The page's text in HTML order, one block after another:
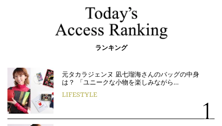
ランキング
元タカラジェンヌ 凪七瑠海さんのバッグの中身
は？ 「ユニークな小物を楽しみながら…
LIFESTYLE